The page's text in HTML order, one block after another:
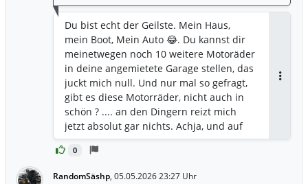
0
Du bist echt der Geilste. Mein Haus,
mein Boot, Mein Auto 😂. Du kannst dir
meinetwegen noch 10 weitere Motoräder
in deine angemietete Garage stellen, das
juckt mich null. Und nur mal so gefragt,
gibt es diese Motorräder, nicht auch in
schön ? .... an den Dingern reizt mich
jetzt absolut gar nichts. Achja, und auf
Ratschläge von einem Schweller wie dir,
bin ich nun wirklich nicht angwiesen. Ich
RandomSäshp, 05.05.2026 23:27 Uhr